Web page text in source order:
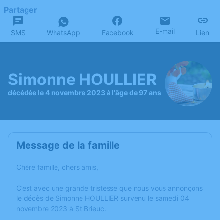
Partager
SMS WhatsApp Facebook E-mail Lien
Simonne HOULLIER
décédée le 4 novembre 2023 à l'âge de 97 ans
Message de la famille
Chère famille, chers amis,
C’est avec une grande tristesse que nous vous annonçons
le décès de Simonne HOULLIER survenu le samedi 04
novembre 2023 à St Brieuc.